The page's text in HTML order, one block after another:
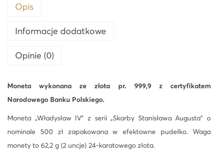
Opis
Informacje dodatkowe
Opinie (0)
Moneta wykonana ze złota pr. 999,9 z certyfikatem
Narodowego Banku Polskiego.
Moneta „Władysław IV” z serii „Skarby Stanisława Augusta” o
nominale 500 zł zapakowana w efektowne pudełko. Waga
monety to 62,2 g (2 uncje) 24-karatowego złota.